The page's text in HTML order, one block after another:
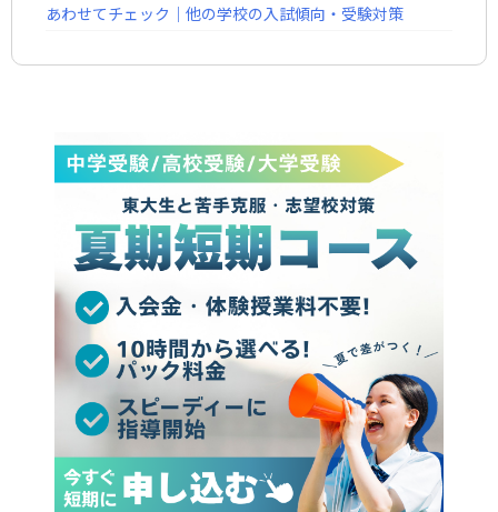
あわせてチェック｜他の学校の入試傾向・受験対策